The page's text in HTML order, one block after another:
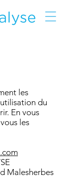
les
du
En vous
les
Malesherbes